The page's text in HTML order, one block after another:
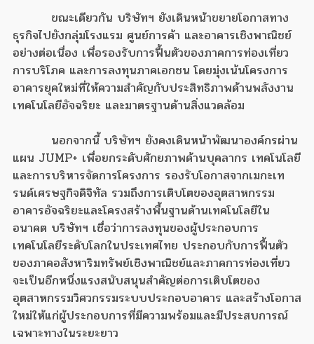
ขณะเดียวกัน บริษัทฯ ยังเดินหน้าขยายโอกาสทาง
ธุรกิจไปยังกลุ่มโรงแรม ศูนย์การค้า และอาคารเชิงพาณิชย์
อย่างต่อเนื่อง เพื่อรองรับการฟื้นตัวของภาคการท่องเที่ยว
การบริโภค และการลงทุนภาคเอกชน โดยมุ่งเน้นโครงการ
อาคารยุคใหม่ที่ให้ความสำคัญกับประสิทธิภาพด้านพลังงาน
เทคโนโลยีอัจฉริยะ และมาตรฐานด้านสิ่งแวดล้อม
นอกจากนี้ บริษัทฯ ยังคงเดินหน้าพัฒนาองค์กรผ่าน
แผน JUMP+ เพื่อยกระดับศักยภาพด้านบุคลากร เทคโนโลยี
และการบริหารจัดการโครงการ รองรับโอกาสจากเมกะเท
รนด์เศรษฐกิจดิจิทัล รวมถึงการเติบโตของอุตสาหกรรม
อาคารอัจฉริยะและโครงสร้างพื้นฐานด้านเทคโนโลยีใน
อนาคต บริษัทฯ เชื่อว่าการลงทุนของผู้ประกอบการ
เทคโนโลยีระดับโลกในประเทศไทย ประกอบกับการฟื้นตัว
ของภาคอสังหาริมทรัพย์เชิงพาณิชย์และภาคการท่องเที่ยว
จะเป็นอีกหนึ่งแรงสนับสนุนสำคัญต่อการเติบโตของ
อุตสาหกรรมวิศวกรรมระบบประกอบอาคาร และสร้างโอกาส
ใหม่ให้แก่ผู้ประกอบการที่มีความพร้อมและมีประสบการณ์
เฉพาะทางในระยะยาว